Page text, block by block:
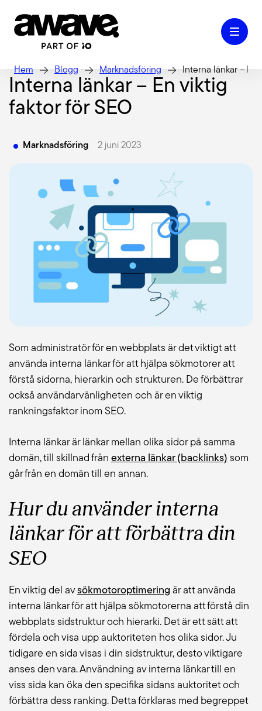
Hem Blogg Marknadsföring Interna länkar – En
Case
Kontakt
Kunskap & Inspiration
Blogg
Lediga jobb
Om oss
CSR
Interna länkar – En viktig
faktor för SEO
Marknadsföring 2 juni 2023
Som administratör för en webbplats är det viktigt att
använda interna länkar för att hjälpa sökmotorer att
förstå sidorna, hierarkin och strukturen. De förbättrar
också användarvänligheten och är en viktig
rankningsfaktor inom SEO.
Interna länkar är länkar mellan olika sidor på samma
domän, till skillnad från externa länkar (backlinks) som
går från en domän till en annan.
Hur duanvänderinterna
länkar för att förbättra din
SEO
En viktig del avsökmotoroptimering är att använda
interna länkar för att hjälpa sökmotorerna att förstå din
webbplats sidstruktur och hierarki. Det är ett sätt att
fördela och visa upp auktoriteten hos olika sidor. Ju
tidigare en sida visas i din sidstruktur, desto viktigare
anses den vara. Användning av interna länkar till en
viss sida kan öka den specifika sidans auktoritet och
förbättra dess ranking. Detta förklaras med begreppet